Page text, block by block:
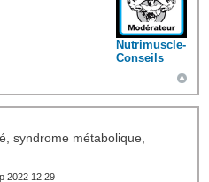
Nutrimuscle-
Conseils
syndrome métabolique,
2022 12:29